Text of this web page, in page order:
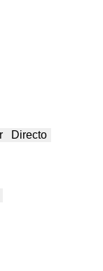
Directo